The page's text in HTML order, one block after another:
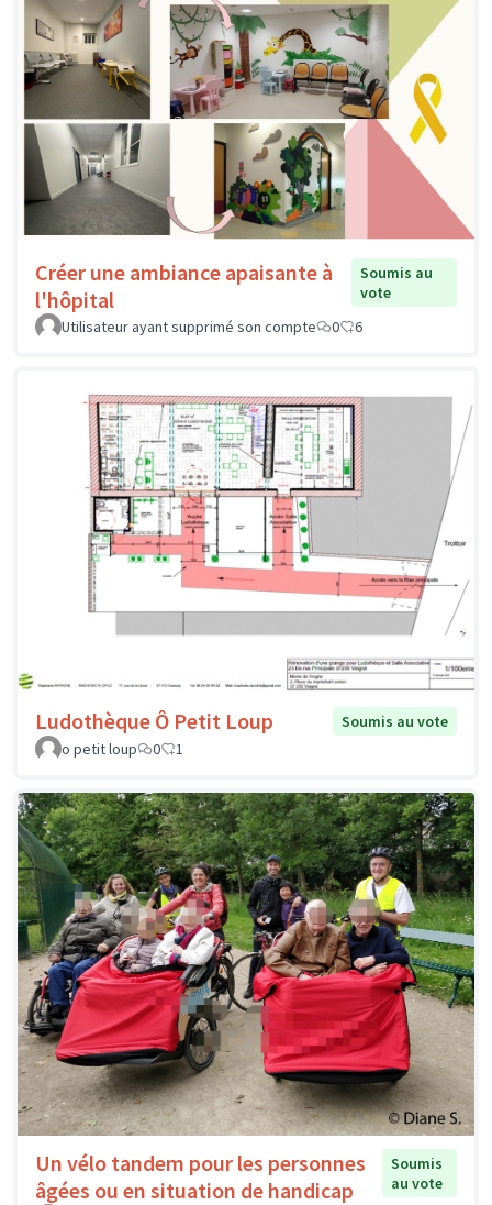
Créer une ambiance apaisante à
l'hôpital
Soumis au
vote
Utilisateur ayant supprimé son compte
0 6
Ludothèque Ô Petit Loup
Soumis au vote
o petit loup
0 1
Un vélo tandem pour les personnes
âgées ou en situation de handicap
Soumis
au vote